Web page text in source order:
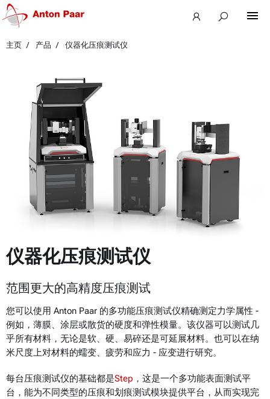
主页 产品 仪器化压痕测试仪
仪器化压痕测试仪
范围更大的高精度压痕测试
您可以使用 Anton Paar 的多功能压痕测试仪精确测定力学属性 -
例如，薄膜、涂层或散货的硬度和弹性模量。该仪器可以测试几
乎所有材料，无论是软、硬、易碎还是可延展材料。也可以在纳
米尺度上对材料的蠕变、疲劳和应力 - 应变进行研究。
每台压痕测试仪的基础都是Step ，这是一个多功能表面测试平
台，能为不同类型的压痕和划痕测试模块提供平台，从而实现完